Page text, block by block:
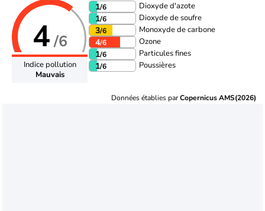
4/6
Indice pollution
Mauvais
1/6 Dioxyde d'azote
1/6 Dioxyde de soufre
3/6 Monoxyde de carbone
4/6 Ozone
1/6 Particules fines
1/6 Poussières
Données établies parCopernicus AMS(2026)